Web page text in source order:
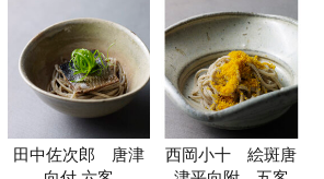
田中佐次郎 唐津
西岡小十 絵斑唐